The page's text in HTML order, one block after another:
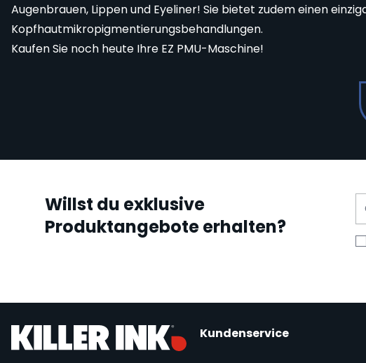
Augenbrauen, Lippen und Eyeliner! Sie bietet zudem einen
Kopfhautmikropigmentierungsbehandlungen.
Kaufen Sie noch heute Ihre EZ PMU-Maschine!
Willst du exklusive
Produktangebote erhalten?
Kundenservice